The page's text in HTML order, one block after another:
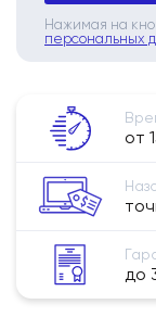
Нажимая на
персональных
от
до